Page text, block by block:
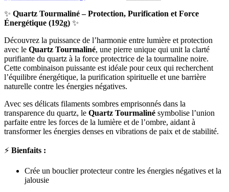
✨ Quartz Tourmaliné – Protection, Purification et Force
Énergétique (192g) ✨
Découvrez la puissance de l’harmonie entre lumière et protection
avec le Quartz Tourmaliné, une pierre unique qui unit la clarté
purifiante du quartz à la force protectrice de la tourmaline noire.
Cette combinaison puissante est idéale pour ceux qui recherchent
l’équilibre énergétique, la purification spirituelle et une barrière
naturelle contre les énergies négatives.
Avec ses délicats filaments sombres emprisonnés dans la
transparence du quartz, le Quartz Tourmaliné symbolise l’union
parfaite entre les forces de la lumière et de l’ombre, aidant à
transformer les énergies denses en vibrations de paix et de stabilité.
⚡ Bienfaits :
Crée un bouclier protecteur contre les énergies négatives et la
jalousie